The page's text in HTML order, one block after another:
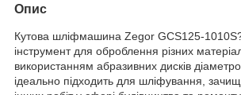
Опис
Кутова шліфмашина Zegor GCS125-
інструмент для оброблення різних
використанням абразивних дисків
ідеально підходить для шліфування,